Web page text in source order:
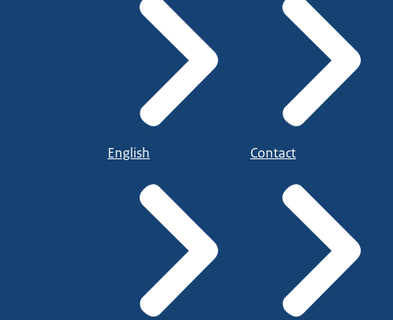
English Contact